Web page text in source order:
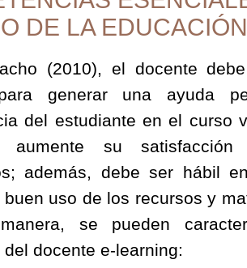
DE LA
(2010), el docente
generar una ayuda
del estudiante en el curso
aumente su
además, debe ser hábil
buen uso de los recursos y
se pueden
docente e-learning: